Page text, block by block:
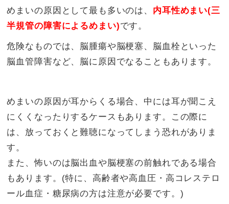
めまいの原因として最も多いのは、 内耳性めまい(三
半規管の障害によるめまい)です。
危険なものでは、脳腫瘍や脳梗塞、脳血栓といった
脳血管障害など、脳に原因でなることもあります。
めまいの原因が耳からくる場合、中には耳が聞こえ
にくくなったりするケースもあります。この際に
は、放っておくと難聴になってしまう恐れがありま
す。
また、怖いのは脳出血や脳梗塞の前触れである場合
もあります。(特に、高齢者や高血圧・高コレステロ
ール血症・糖尿病の方は注意が必要です。)